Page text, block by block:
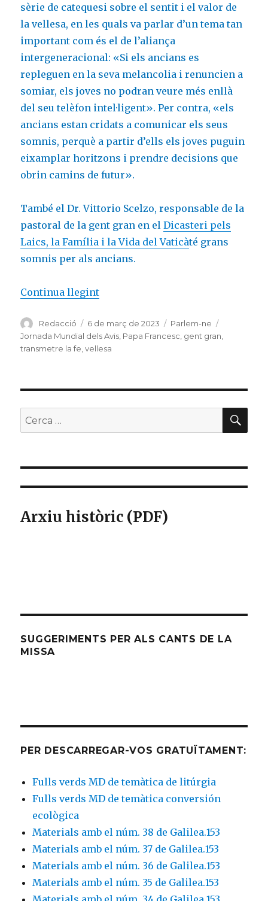
sèrie de catequesi sobre el sentit i el valor de
la vellesa, en les quals va parlar d’un tema tan
important com és el de l’aliança
intergeneracional: «Si els ancians es
repleguen en la seva melancolia i renuncien a
somiar, els joves no podran veure més enllà
del seu telèfon intel·ligent». Per contra, «els
ancians estan cridats a comunicar els seus
somnis, perquè a partir d’ells els joves puguin
eixamplar horitzons i prendre decisions que
obrin camins de futur».
També el Dr. Vittorio Scelzo, responsable de la
pastoral de la gent gran en elDicasteri pels
Laics, la Família i la Vida del Vaticàté grans
somnis per als ancians.
Continua llegint«Vittorio Scelzo: envejecer
Autor
Redacció
Publicat
el
6 de març de 2023 Categories
Parlem-ne
Jornada Mundial dels Avis Papa Francesc gent gran
transmetre la fe ,vellesa
Buscar
per:
Arxiu històric (PDF)
SUGGERIMENTS PER ALS CANTS DE LA
MISSA
PER DESCARREGAR-VOS GRATUÏTAMENT:
Fulls verds MD de temàtica de litúrgia
Fulls verds MD de temàtica conversión
ecològica
Materials amb el núm. 38 de Galilea.153
Materials amb el núm. 37 de Galilea.153
Materials amb el núm. 36 de Galilea.153
Materials amb el núm. 35 de Galilea.153